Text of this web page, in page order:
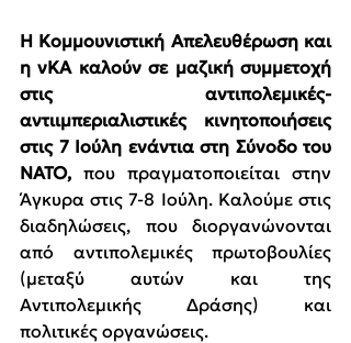
Η Κομμουνιστική Απελευθέρωση και
η νΚΑ καλούν σε μαζική συμμετοχή
στις αντιπολεμικές-
αντιιμπεριαλιστικές κινητοποιήσεις
στις 7 Ιούλη ενάντια στη Σύνοδο του
ΝΑΤΟ, που πραγματοποιείται στην
Άγκυρα στις 7-8 Ιούλη. Καλούμε στις
διαδηλώσεις, που διοργανώνονται
από αντιπολεμικές πρωτοβουλίες
(μεταξύ αυτών και της
Αντιπολεμικής Δράσης) και
πολιτικές οργανώσεις.